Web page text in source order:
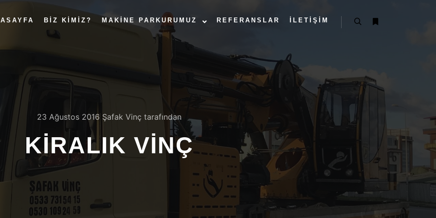
BIZ KIMIZ? MAKINE PARKURUMUZ REFERANSLAR
İLETIŞIM
23 Ağustos 2016 Şafak Vinç tarafından
KIRALIK VINÇ